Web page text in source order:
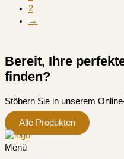
2
→
Bereit, Ihre
finden?
Stöbern Sie in unserem
Alle Produkten
Menü